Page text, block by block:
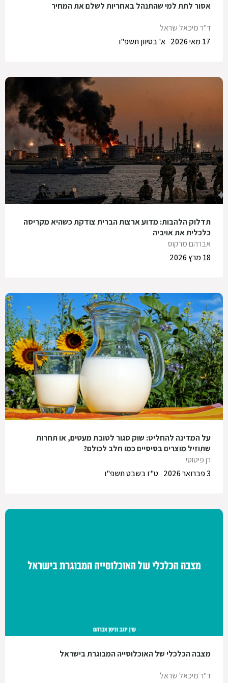
אסור לתת למי שהתנהל באחריות לשלם את המחיר
ד"ר מיכאל שראל
א' בסיוון תשפ"ו
17 מאי 2026
תדלוק הלהבות: מדוע ארצות הברית צודקת כשהיא מקריסה
כלכלית את אויביה
אברהם מרקוס
18 מרץ 2026
על המדינה להחליט: שוק סגור לטובת מעטים, או תחרות
שתוזיל מוצרים בסיסיים כמו חלב לכולם?
רן פיטוסי
ט"ז בשבט תשפ"ו
3 פברואר 2026
מצבה הכלכלי של האוכלוסייה המבוגרת בישראל
ד"ר מיכאל שראל